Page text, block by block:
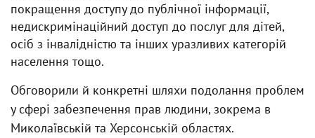
покращення доступу до публічної інформації,
недискримінаційний доступ до послуг для дітей,
осіб з інвалідністю та інших уразливих категорій
населення тощо.
Обговорили й конкретні шляхи подолання проблем
у сфері забезпечення прав людини, зокрема в
Миколаївській та Херсонській областях.